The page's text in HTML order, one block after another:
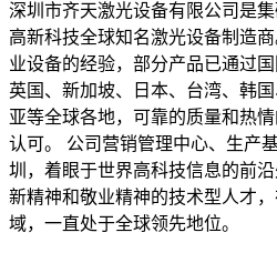
深圳市齐天激光设备有限公司是
高新科技全球知名激光设备制造
业设备的经验，部分产品已通过国
英国、新加坡、日本、台湾、韩
亚等全球各地，可靠的质量和热
认可。 公司营销管理中心、生产
圳，着眼于世界高科技信息的前
新精神和敬业精神的技术型人才
域，一直处于全球领先地位。